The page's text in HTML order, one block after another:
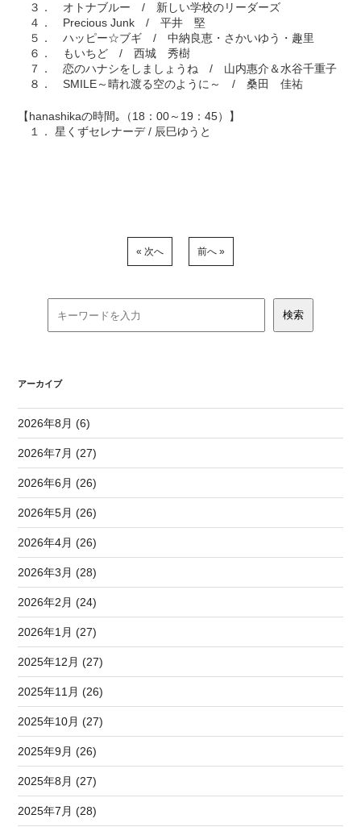
３． オトナブルー / 新しい学校のリーダーズ
４． Precious Junk / 平井 堅
５． ハッピー☆ブギ / 中納良恵・さかいゆう・趣里
６． もいちど / 西城 秀樹
７． 恋のハナシをしましょうね / 山内惠介＆水谷千重子
８． SMILE～晴れ渡る空のように～ / 桑田 佳祐
【hanashikaの時間｡（18：00～19：45）】
１． 星くずセレナーデ / 辰巳ゆうと
« 次へ 前へ »
アーカイブ
2026年8月 (6)
2026年7月 (27)
2026年6月 (26)
2026年5月 (26)
2026年4月 (26)
2026年3月 (28)
2026年2月 (24)
2026年1月 (27)
2025年12月 (27)
2025年11月 (26)
2025年10月 (27)
2025年9月 (26)
2025年8月 (27)
2025年7月 (28)